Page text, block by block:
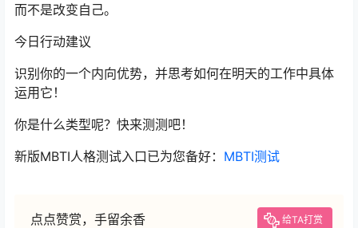
而不是改变自己。
今日行动建议
识别你的一个内向优势，并思考如何在明天的工作中具体
运用它！
你是什么类型呢？快来测测吧！
新版MBTI人格测试入口已为您备好： MBTI测试
点点赞赏，手留余香 给TA打赏